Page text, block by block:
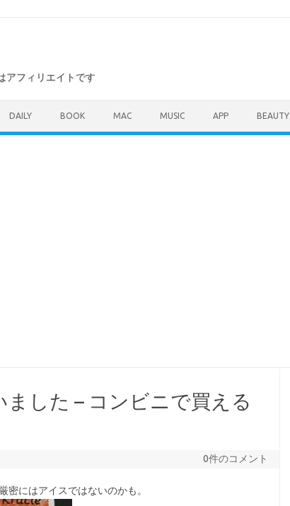
アフィリエイトです
DAILY BOOK MAC MUSIC APP BEAUTY
した – コンビニで買える
0件のコメント
密にはアイスではないのかも。